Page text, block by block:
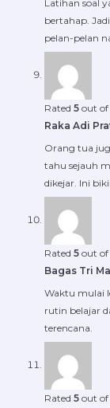
Latihan soal
bertahap.
pelan-pelan
Rated 5 out of
Raka Adi
Orang tua
tahu sejauh
dikejar. Ini
Rated 5 out of
Bagas Tri
Waktu mulai
rutin belajar
terencana.
Rated 5 out of